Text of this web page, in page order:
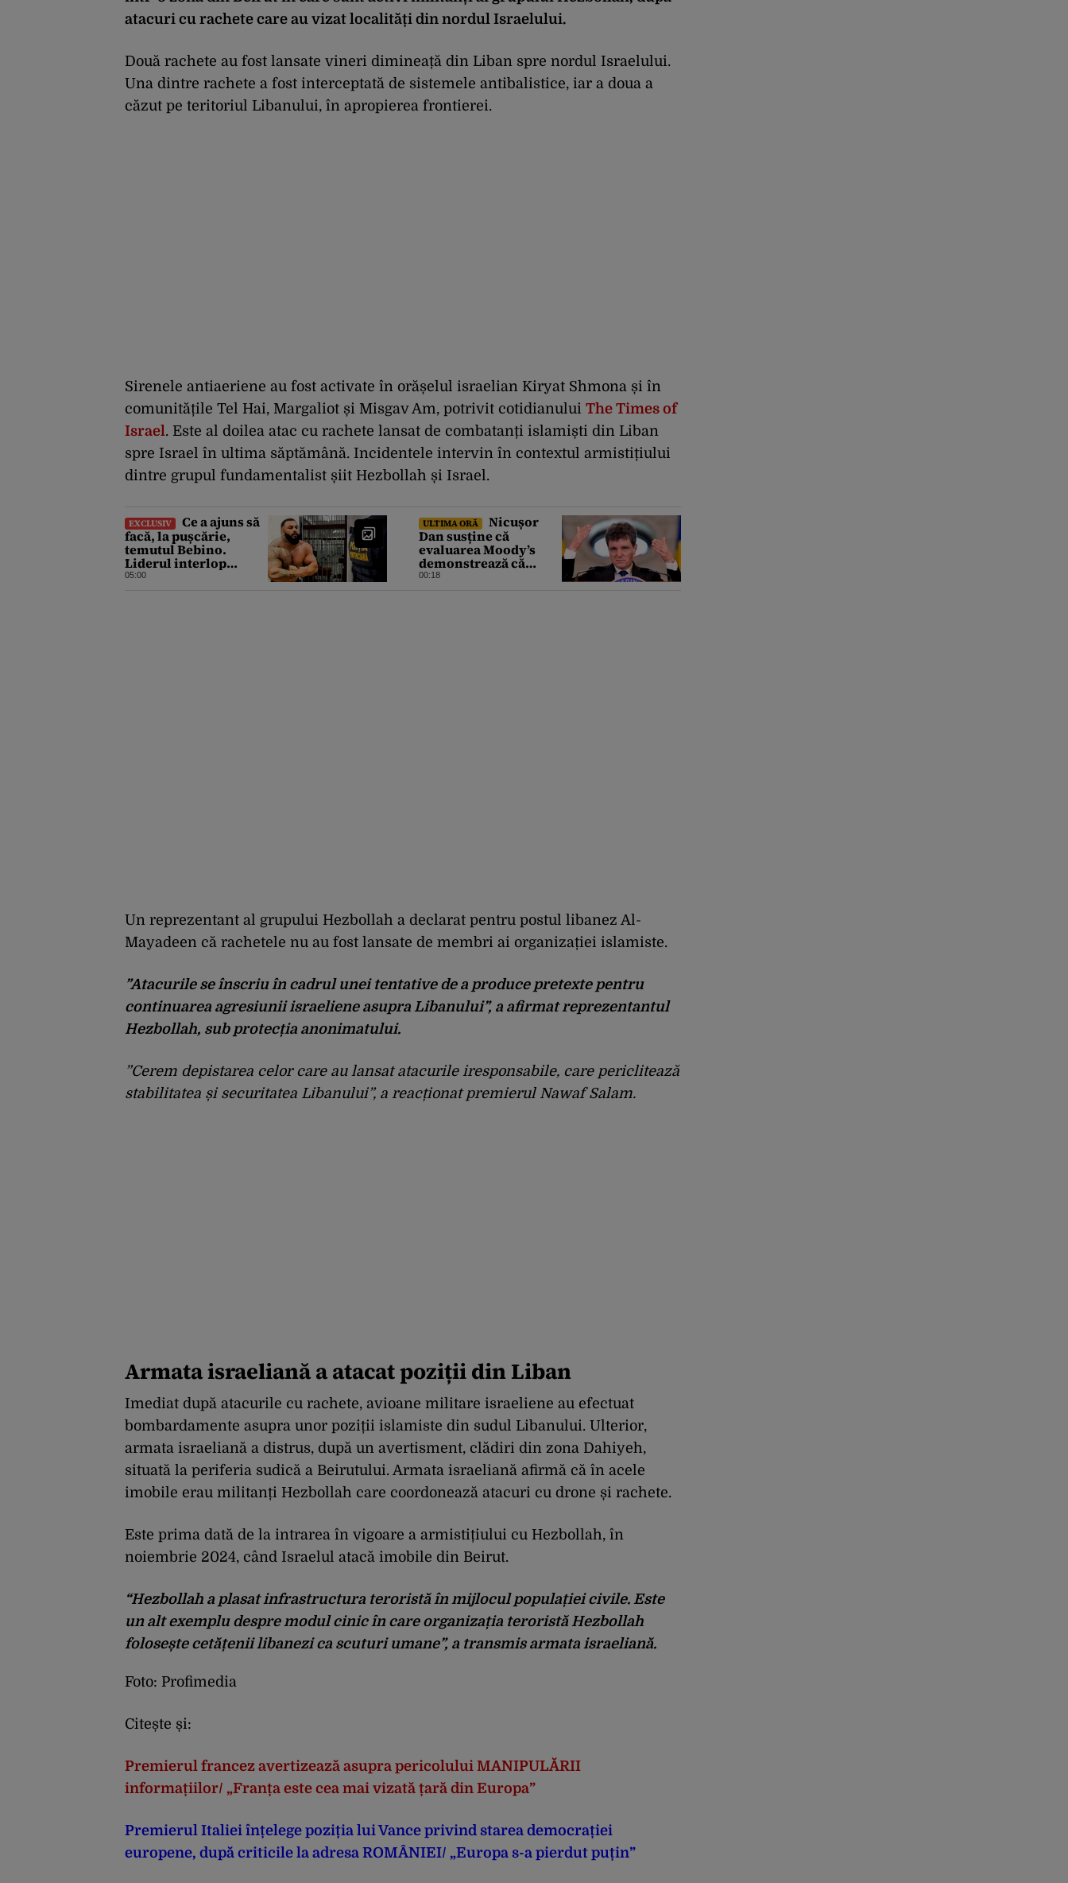
atacuri cu rachete care au vizat localități din nordul Israelului.
Două rachete au fost lansate vineri dimineață din Liban spre nordul Israelului.
Una dintre rachete a fost interceptată de sistemele antibalistice, iar a doua a
căzut pe teritoriul Libanului, în apropierea frontierei.
Sirenele antiaeriene au fost activate în orășelul israelian Kiryat Shmona și în
comunitățile Tel Hai, Margaliot și Misgav Am, potrivit cotidianului The Times of
Israel. Este al doilea atac cu rachete lansat de combatanți islamiști din Liban
spre Israel în ultima săptămână. Incidentele intervin în contextul armistițiului
dintre grupul fundamentalist șiit Hezbollah și Israel.
EXCLUSIV
Ce a ajuns să
facă, la pușcărie,
temutul Bebino.
Liderul interlop
bucureștean, trimis la
05:00
ULTIMA ORĂ
Nicușor
Dan susține că
evaluarea Moody’s
demonstrează că
România a făcut pașii
00:18
Un reprezentant al grupului Hezbollah a declarat pentru postul libanez Al-
Mayadeen că rachetele nu au fost lansate de membri ai organizației islamiste.
”Atacurile se înscriu în cadrul unei tentative de a produce pretexte pentru
continuarea agresiunii israeliene asupra Libanului”, a afirmat reprezentantul
Hezbollah, sub protecția anonimatului.
”Cerem depistarea celor care au lansat atacurile iresponsabile, care periclitează
stabilitatea și securitatea Libanului”, a reacționat premierul Nawaf Salam.
Armata israeliană a atacat poziții din Liban
Imediat după atacurile cu rachete, avioane militare israeliene au efectuat
bombardamente asupra unor poziții islamiste din sudul Libanului. Ulterior,
armata israeliană a distrus, după un avertisment, clădiri din zona Dahiyeh,
situată la periferia sudică a Beirutului. Armata israeliană afirmă că în acele
imobile erau militanți Hezbollah care coordonează atacuri cu drone și rachete.
Este prima dată de la intrarea în vigoare a armistițiului cu Hezbollah, în
noiembrie 2024, când Israelul atacă imobile din Beirut.
“Hezbollah a plasat infrastructura teroristă în mijlocul populației civile. Este
un alt exemplu despre modul cinic în care organizația teroristă Hezbollah
folosește cetățenii libanezi ca scuturi umane”, a transmis armata israeliană.
Foto: Profimedia
Citește și:
Premierul francez avertizează asupra pericolului MANIPULĂRII
informațiilor/ „Franța este cea mai vizată țară din Europa”
Premierul Italiei înțelege poziția lui Vance privind starea democrației
europene, după criticile la adresa ROMÂNIEI/ „Europa s-a pierdut puțin”